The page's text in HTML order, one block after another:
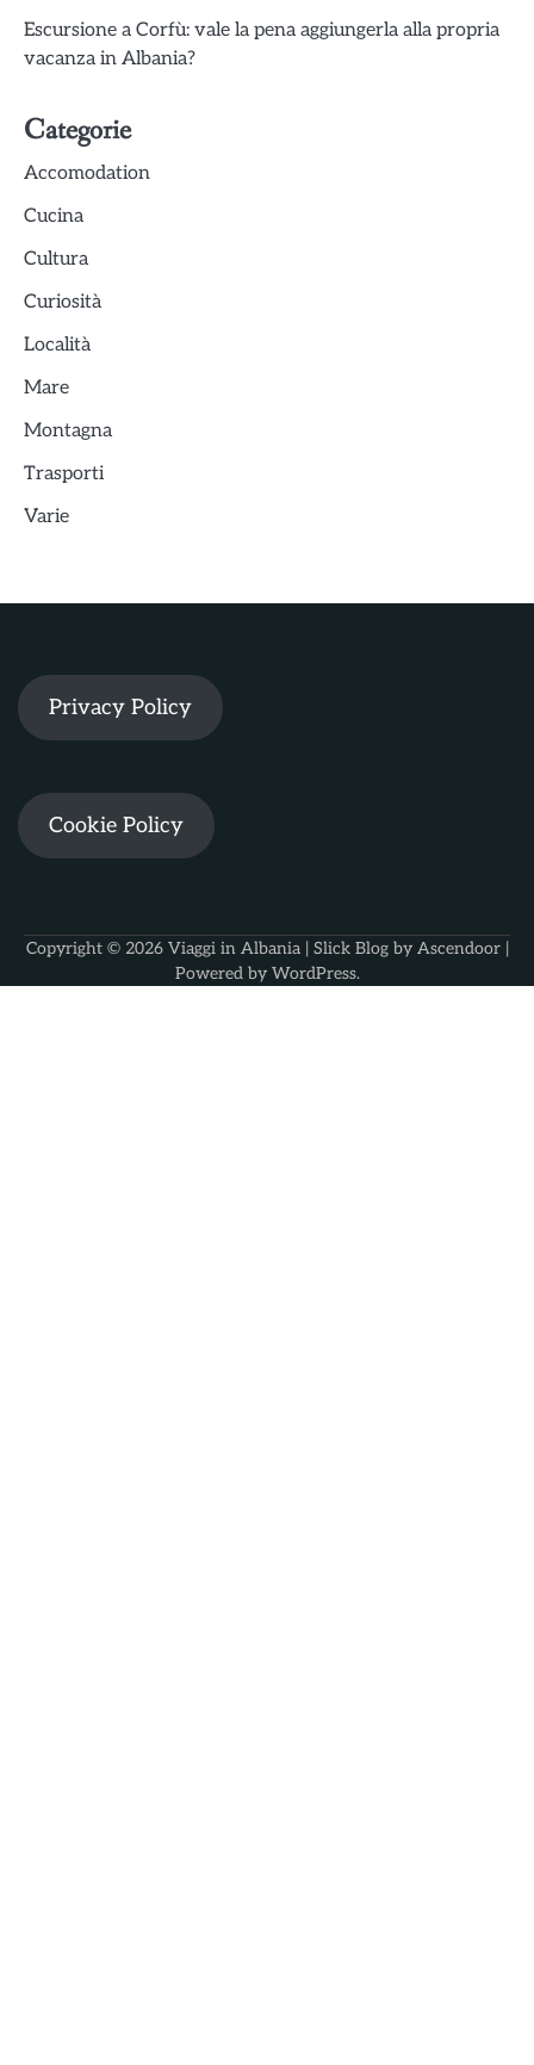
Escursione a Corfù: vale la pena aggiungerla alla propria
vacanza in Albania?
Categorie
Accomodation
Cucina
Cultura
Curiosità
Località
Mare
Montagna
Trasporti
Varie
Privacy Policy
Cookie Policy
Copyright © 2026 Viaggi in Albania| Slick Blog by Ascendoor|
Powered by WordPress.